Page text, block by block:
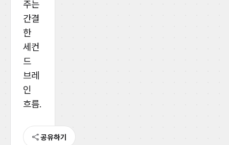
주는
간결
한
세컨
드
브레
인
흐름.
share공유하기